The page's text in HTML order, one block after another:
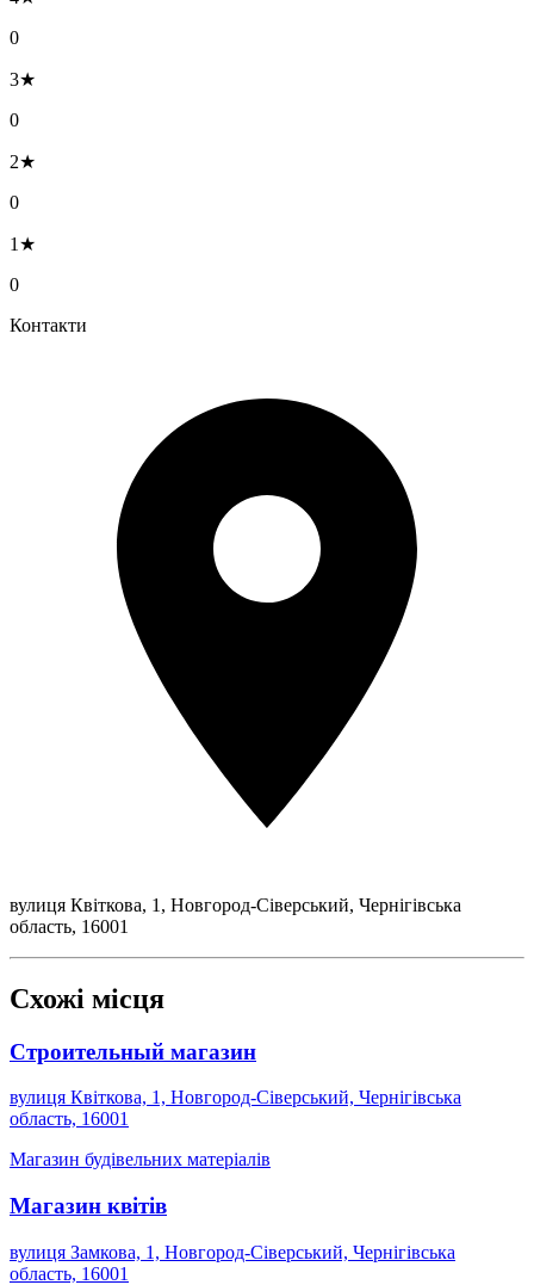
0
3★
0
2★
0
1★
0
Контакти
вулиця Квіткова, 1, Новгород-Сіверський, Чернігівська
область, 16001
Схожі місця
Строительный магазин
вулиця Квіткова, 1, Новгород-Сіверський, Чернігівська
область, 16001
Магазин будівельних матеріалів
Магазин квітів
вулиця Замкова, 1, Новгород-Сіверський, Чернігівська
область, 16001